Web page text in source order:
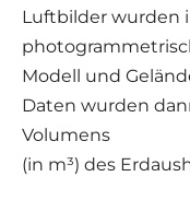
Luftbilder wurden
Modell und
Daten wurden
Volumens
(in m³) des